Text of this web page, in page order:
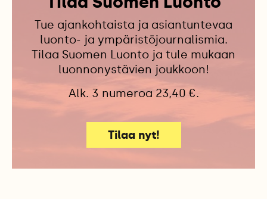
Tue ajankohtaista ja asiantuntevaa
luonto- ja ympäristöjournalismia.
Tilaa Suomen Luonto ja tule mukaan
luonnonystävien joukkoon!
Alk. 3 numeroa 23,40 €.
Tilaa nyt!